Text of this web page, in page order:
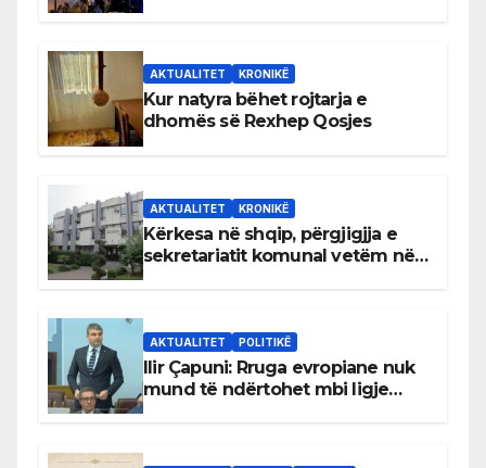
AKTUALITET KRONIKË
Kur natyra bëhet rojtarja e
dhomës së Rexhep Qosjes
AKTUALITET KRONIKË
Kërkesa në shqip, përgjigjja e
sekretariatit komunal vetëm në
AKTUALITET POLITIKË
Ilir Çapuni: Rruga evropiane nuk
mund të ndërtohet mbi ligje